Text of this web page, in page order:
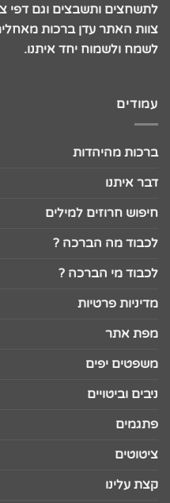
לתשחצים ותשבצים וגם דפי
צוות האתר עדן ברכות
לשמח ולשמוח יחד איתנו.
עמודים
ברכות מהיהדות
דבר איתנו
חיפוש חרוזים למילים
לכבוד מה הברכה ?
לכבוד מי הברכה ?
מדיניות פרטיות
מפת אתר
משפטים יפים
ניבים וביטויים
פתגמים
ציטוטים
קצת עלינו